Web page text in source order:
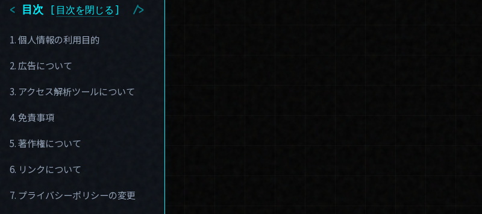
目次 [ 目次を閉じる ]
1.個人情報の利用目的
2. 広告について
3. アクセス解析ツールについて
4.免責事項
5.著作権について
6. リンクについて
7. プライバシーポリシーの変更